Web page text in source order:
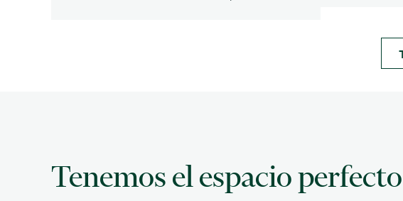
Tenemos el espacio